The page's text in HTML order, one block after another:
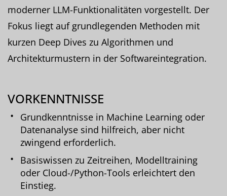
moderner LLM-Funktionalitäten vorgestellt. Der
Fokus liegt auf grundlegenden Methoden mit
kurzen Deep Dives zu Algorithmen und
Architekturmustern in der Softwareintegration.
VORKENNTNISSE
Grundkenntnisse in Machine Learning oder
Datenanalyse sind hilfreich, aber nicht
zwingend erforderlich.
Basiswissen zu Zeitreihen, Modelltraining
oder Cloud-/Python-Tools erleichtert den
Einstieg.